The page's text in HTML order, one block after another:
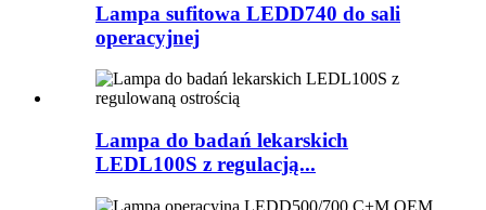
Lampa sufitowa LEDD740 do sali
operacyjnej
Lampa do badań lekarskich
LEDL100S z regulacją...